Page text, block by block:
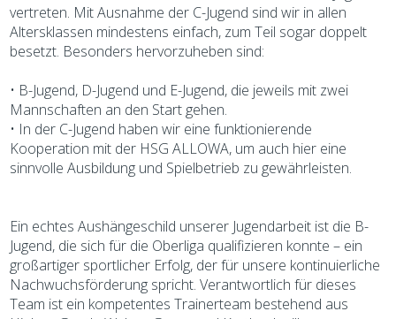
vertreten. Mit Ausnahme der C-Jugend sind wir in allen
Altersklassen mindestens einfach, zum Teil sogar doppelt
besetzt. Besonders hervorzuheben sind:
• B-Jugend, D-Jugend und E-Jugend, die jeweils mit zwei
Mannschaften an den Start gehen.
• In der C-Jugend haben wir eine funktionierende
Kooperation mit der HSG ALLOWA, um auch hier eine
sinnvolle Ausbildung und Spielbetrieb zu gewährleisten.
Ein echtes Aushängeschild unserer Jugendarbeit ist die B-
Jugend, die sich für die Oberliga qualifizieren konnte – ein
großartiger sportlicher Erfolg, der für unsere kontinuierliche
Nachwuchsförderung spricht. Verantwortlich für dieses
Team ist ein kompetentes Trainerteam bestehend aus